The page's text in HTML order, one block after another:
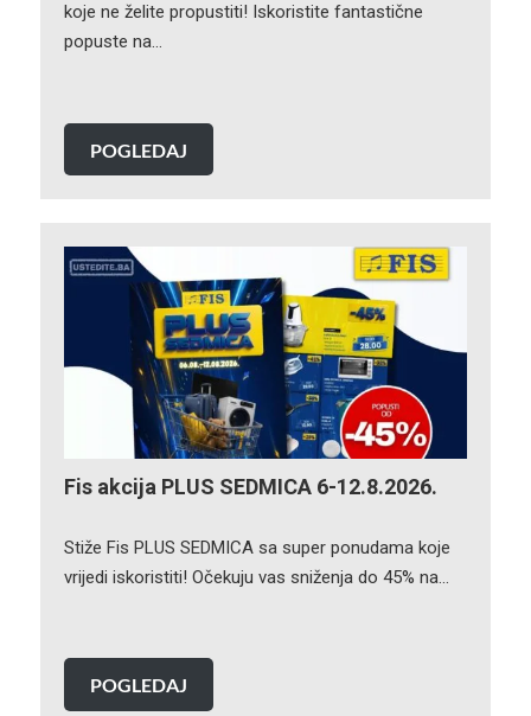
koje ne želite propustiti! Iskoristite fantastične
popuste na…
POGLEDAJ
Fis akcija PLUS SEDMICA 6-12.8.2026.
Stiže Fis PLUS SEDMICA sa super ponudama koje
vrijedi iskoristiti! Očekuju vas sniženja do 45% na…
POGLEDAJ